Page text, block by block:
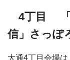
4丁目 「
信」さっぽ
大通4丁目会場